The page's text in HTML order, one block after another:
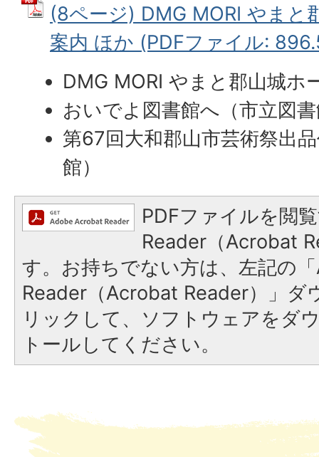
(8ページ) DMG MORI やまと
案内 ほか (PDFファイル:
DMG MORI やまと郡山城ホ
おいでよ図書館へ（市立図
第67回大和郡山市芸術祭出
館）
PDFファイルを閲
Reader（Acrobat
す。お持ちでない方は、左記の
Reader（Acrobat Reader）」ダ
リックして、ソフトウェアをダ
トールしてください。